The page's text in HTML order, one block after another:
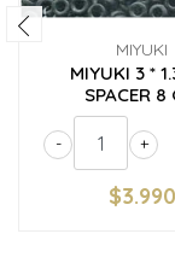
MIYUKI
MIYUKI 3 *
SPACER 8
+
-
$3.990